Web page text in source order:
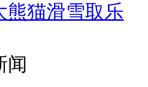
熊猫滑雪取乐
闻